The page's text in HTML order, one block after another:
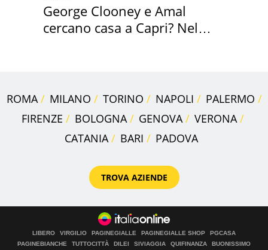
George Clooney e Amal
cercano casa a Capri? Nel
ROMA MILANO TORINO NAPOLI
PALERMO
FIRENZE
BOLOGNA GENOVA
VERONA
CATANIA
BARI PADOVA
TROVA AZIENDE
LIBERO VIRGILIO PAGINEGIALLE PAGINEGIALLE SHOP
PGCASA
PAGINEBIANCHE
TUTTOCITTÀ DILEI SIVIAGGIA QUIFINANZA
BUONISSIMO